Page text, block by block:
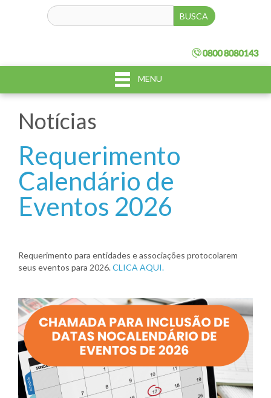
MENU
Notícias
Requerimento
Calendário de
Eventos 2026
Requerimento para entidades e associações protocolarem
seus eventos para 2026.CLICA AQUI.